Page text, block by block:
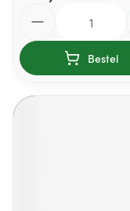
Bestel